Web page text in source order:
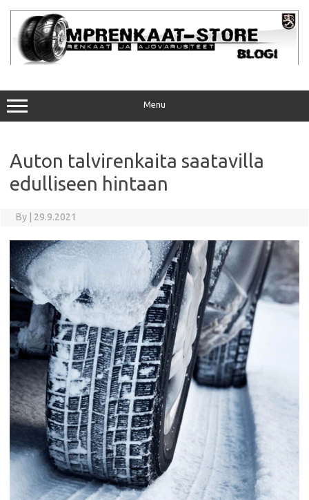
content
Menu
Auton talvirenkaita saatavilla
edulliseen hintaan
By 29.9.2021